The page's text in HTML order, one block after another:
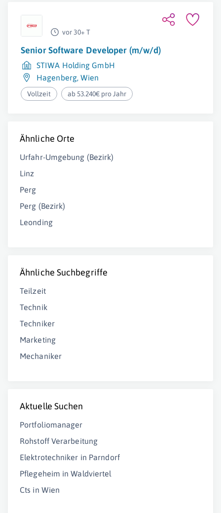
vor 30+ T
Senior Software Developer (m/w/d)
STIWA Holding GmbH
Hagenberg,Wien
Vollzeit ab 53.240€ pro Jahr
Ähnliche Orte
Urfahr-Umgebung (Bezirk)
Linz
Perg
Perg (Bezirk)
Leonding
Ähnliche Suchbegriffe
Teilzeit
Technik
Techniker
Marketing
Mechaniker
Aktuelle Suchen
Portfoliomanager
Rohstoff Verarbeitung
Elektrotechniker in Parndorf
Pflegeheim in Waldviertel
Cts in Wien